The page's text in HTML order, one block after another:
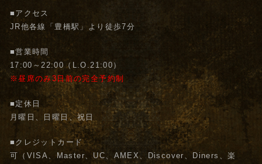
■アクセス
JR他各線「豊橋駅」より徒歩7分
■営業時間
17:00～22:00（L.O.21:00）
※昼席のみ3日前の完全予約制
■定休日
月曜日、日曜日、祝日
■クレジットカード
可（VISA、Master、UC、AMEX、Discover、Diners、楽